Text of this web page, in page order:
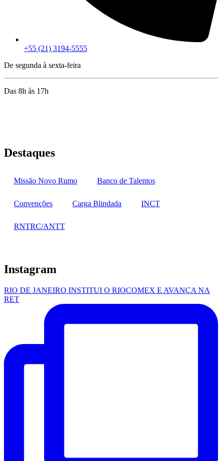
+55 (21) 3194-5555
De segunda à sexta-feira
Das 8h às 17h
Destaques
Missão Novo Rumo Banco de Talentos
Convenções Carga Blindada INCT
RNTRC/ANTT
Instagram
RIO DE JANEIRO INSTITUI O RIOCOMEX E AVANÇA NA
RET